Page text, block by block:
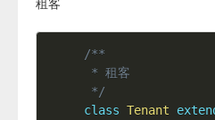
租客
/**
*/
class Tenant